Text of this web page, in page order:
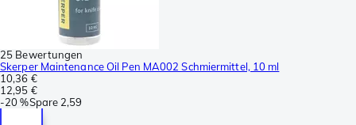
25 Bewertungen
Skerper Maintenance Oil Pen MA002 Schmiermittel, 10 ml
10,36 €
12,95 €
-20 %Spare 2,59